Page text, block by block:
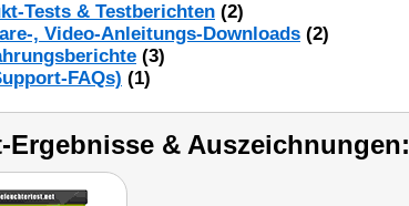
Tests & Testberichten (2)
, Video-Anleitungs-Downloads (2)
(3)
FAQs) (1)
Ergebnisse & Auszeichnungen: